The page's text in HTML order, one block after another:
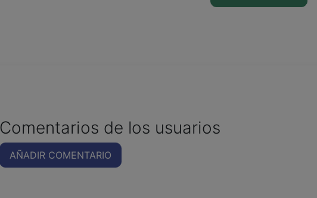
Comentarios de los usuarios
AÑADIR COMENTARIO